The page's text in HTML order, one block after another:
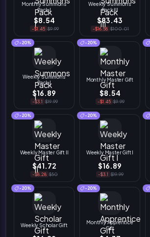
Monthly Summons
Pack I
$8.54
-$1.45 $9.99
Weekly Summons
Pack III
$83.43
-$16.58 $100.01
-20%
Weekly Summons
Pack I
$16.89
-$3.1 $19.99
-20%
Monthly Master Gift
$8.54
-$1.45 $9.99
-20%
Weekly Master Gift II
$41.72
-$8.28 $50
-20%
Weekly Master Gift I
$16.89
-$3.1 $19.99
-20%
Weekly Scholar Gift
-20%
Monthly Apprentice
Gift